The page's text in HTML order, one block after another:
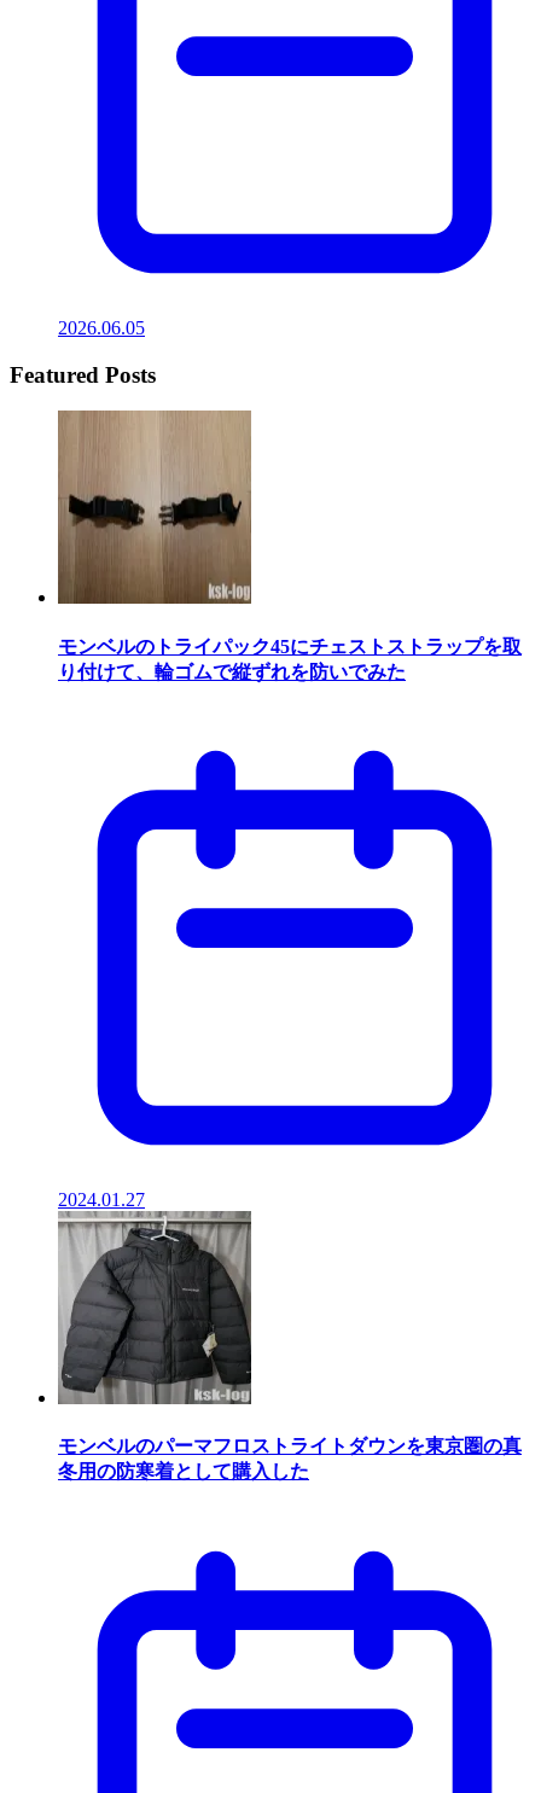
2026.06.05
Featured Posts
モンベルのトライパック45にチェストストラップを取
り付けて、輪ゴムで縦ずれを防いでみた
2024.01.27
モンベルのパーマフロストライトダウンを東京圏の真
冬用の防寒着として購入した